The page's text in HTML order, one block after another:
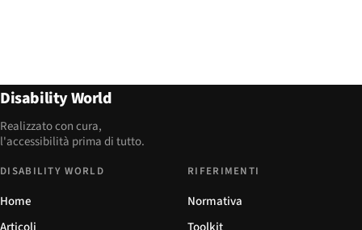
Disability World
Realizzato con cura,
l'accessibilità prima di tutto.
DISABILITY WORLD
Home
RIFERIMENTI
Normativa